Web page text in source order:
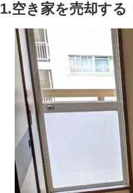
1.空き家を売却する